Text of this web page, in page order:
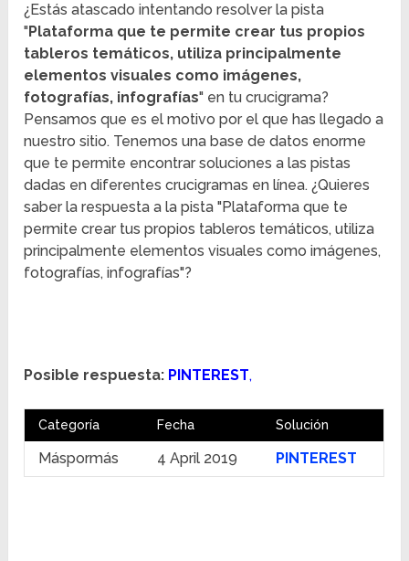
¿Estás atascado intentando resolver la pista
"Plataforma que te permite crear tus propios
tableros temáticos, utiliza principalmente
elementos visuales como imágenes,
fotografías, infografías" en tu crucigrama?
Pensamos que es el motivo por el que has llegado a
nuestro sitio. Tenemos una base de datos enorme
que te permite encontrar soluciones a las pistas
dadas en diferentes crucigramas en línea. ¿Quieres
saber la respuesta a la pista "Plataforma que te
permite crear tus propios tableros temáticos, utiliza
principalmente elementos visuales como imágenes,
fotografías, infografías"?
Posible respuesta: PINTEREST,
Categoría Fecha Solución
Máspormás 4 April 2019 PINTEREST